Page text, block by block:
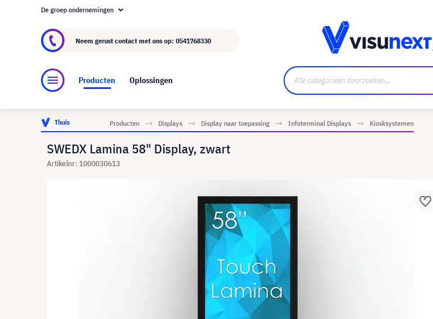
Over visunext.nl
De groep ondernemingen
Neem gerust contact met ons op: 0541768330
Producten Oplossingen
Thuis Producten Displays Display naar toepassing Infoterminal Displays Kiosksystemen
SWEDX Lamina 58" Display, zwart
Artikelnr: 1000030613